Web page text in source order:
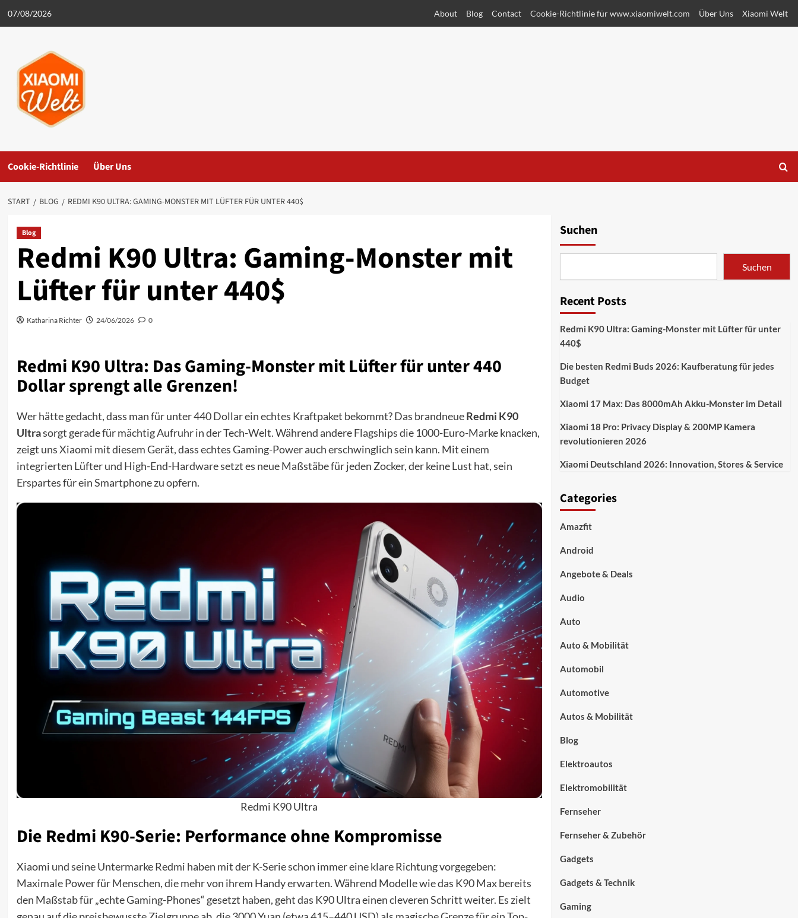
07/08/2026 About Blog Contact Cookie-Richtlinie für www.xiaomiwelt.com Über Uns Xiaomi Welt
Cookie-Richtlinie Über Uns
START BLOG REDMI K90 ULTRA: GAMING-MONSTER MIT LÜFTER FÜR UNTER 440$
Blog
Redmi K90 Ultra: Gaming-Monster mit
Lüfter für unter 440$
Katharina Richter 24/06/2026 0
Redmi K90 Ultra: Das Gaming-Monster mit Lüfter für unter 440
Dollar sprengt alle Grenzen!
Wer hätte gedacht, dass man für unter 440 Dollar ein echtes Kraftpaket bekommt? Das brandneueRedmi K90
Ultrasorgt gerade für mächtig Aufruhr in der Tech-Welt. Während andere Flagships die 1000-Euro-Marke knacken,
zeigt uns Xiaomi mit diesem Gerät, dass echtes Gaming-Power auch erschwinglich sein kann. Mit einem
integrierten Lüfter und High-End-Hardware setzt es neue Maßstäbe für jeden Zocker, der keine Lust hat, sein
Erspartes für ein Smartphone zu opfern.
Redmi K90 Ultra
Die Redmi K90-Serie: Performance ohne Kompromisse
Xiaomi und seine Untermarke Redmi haben mit der K-Serie schon immer eine klare Richtung vorgegeben:
Maximale Power für Menschen, die mehr von ihrem Handy erwarten. Während Modelle wie das K90 Max bereits
den Maßstab für „echte Gaming-Phones“ gesetzt haben, geht das K90 Ultra einen cleveren Schritt weiter. Es zielt
Suchen
Suchen
Recent Posts
Redmi K90 Ultra: Gaming-Monster mit Lüfter für unter
440$
Die besten Redmi Buds 2026: Kaufberatung für jedes
Budget
Xiaomi 17 Max: Das 8000mAh Akku-Monster im Detail
Xiaomi 18 Pro: Privacy Display & 200MP Kamera
revolutionieren 2026
Xiaomi Deutschland 2026: Innovation, Stores & Service
Categories
Amazfit
Android
Angebote & Deals
Audio
Auto
Auto & Mobilität
Automobil
Automotive
Autos & Mobilität
Blog
Elektroautos
Elektromobilität
Fernseher
Fernseher & Zubehör
Gadgets
Gadgets & Technik
Gaming